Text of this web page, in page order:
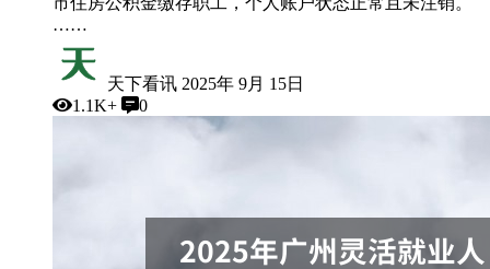
……
天下看讯 2025年 9月 15日
1.1K+
0